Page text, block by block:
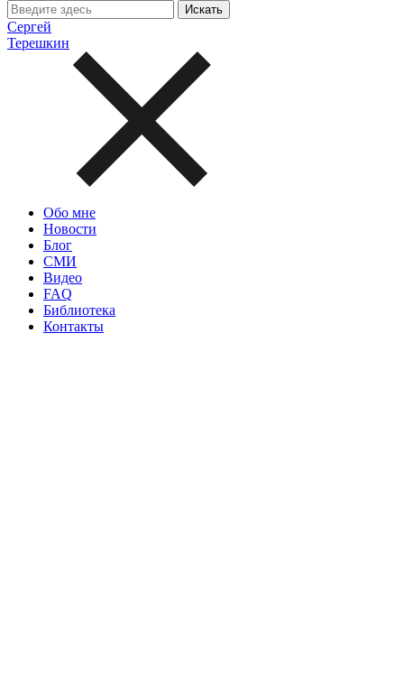
Сергей
Терешкин
Обо мне
Новости
Блог
СМИ
Видео
FAQ
Библиотека
Контакты